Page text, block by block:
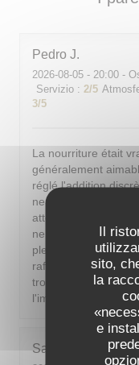
Il
sito,
la
e
Pedro J
2026-08-05 - 20:00 -
Servizio : 2/5
3/5
La nourriture était
généralement
réglé l'addition
ne soit présentée à
attentionné est venu
ne s'est même pas
plein été parisien, il
rafraîchir ; si la
trouver une autre
l'impression d'être
Sarah-Lou